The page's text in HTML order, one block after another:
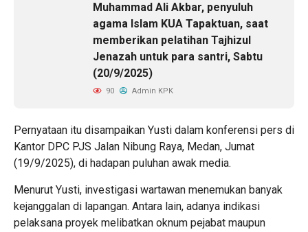
Muhammad Ali Akbar, penyuluh
agama Islam KUA Tapaktuan, saat
memberikan pelatihan Tajhizul
Jenazah untuk para santri, Sabtu
(20/9/2025)
90 Admin KPK
Pernyataan itu disampaikan Yusti dalam konferensi pers di
Kantor DPC PJS Jalan Nibung Raya, Medan, Jumat
(19/9/2025), di hadapan puluhan awak media.
Menurut Yusti, investigasi wartawan menemukan banyak
kejanggalan di lapangan. Antara lain, adanya indikasi
pelaksana proyek melibatkan oknum pejabat maupun